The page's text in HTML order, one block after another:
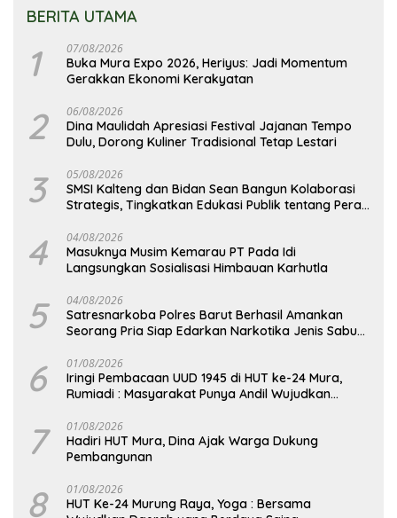
BERITA UTAMA
1 07/08/2026
Buka Mura Expo 2026, Heriyus: Jadi Momentum
Gerakkan Ekonomi Kerakyatan
2 06/08/2026
Dina Maulidah Apresiasi Festival Jajanan Tempo
Dulu, Dorong Kuliner Tradisional Tetap Lestari
3 05/08/2026
SMSI Kalteng dan Bidan Sean Bangun Kolaborasi
Strategis, Tingkatkan Edukasi Publik tentang Peran
4 04/08/2026
Masuknya Musim Kemarau PT Pada Idi
Langsungkan Sosialisasi Himbauan Karhutla
5 04/08/2026
Satresnarkoba Polres Barut Berhasil Amankan
Seorang Pria Siap Edarkan Narkotika Jenis Sabu
6 01/08/2026
Iringi Pembacaan UUD 1945 di HUT ke-24 Mura,
Rumiadi : Masyarakat Punya Andil Wujudkan
7 01/08/2026
Hadiri HUT Mura, Dina Ajak Warga Dukung
Pembangunan
8 01/08/2026
HUT Ke-24 Murung Raya, Yoga : Bersama